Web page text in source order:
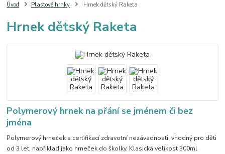
Úvod Plastové hrnky Hrnek dětský Raketa
Hrnek dětský Raketa
Polymerový hrnek na přání se jménem či bez
jména
Polymerový hrneček s certifikací zdravotní nezávadnosti, vhodný pro děti
od 3 let, napřiklad jako hrneček do školky. Klasická velikost 300ml